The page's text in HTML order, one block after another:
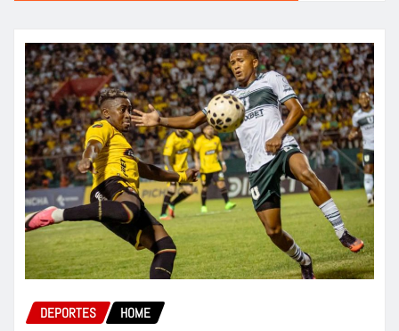
DEPORTES HOME